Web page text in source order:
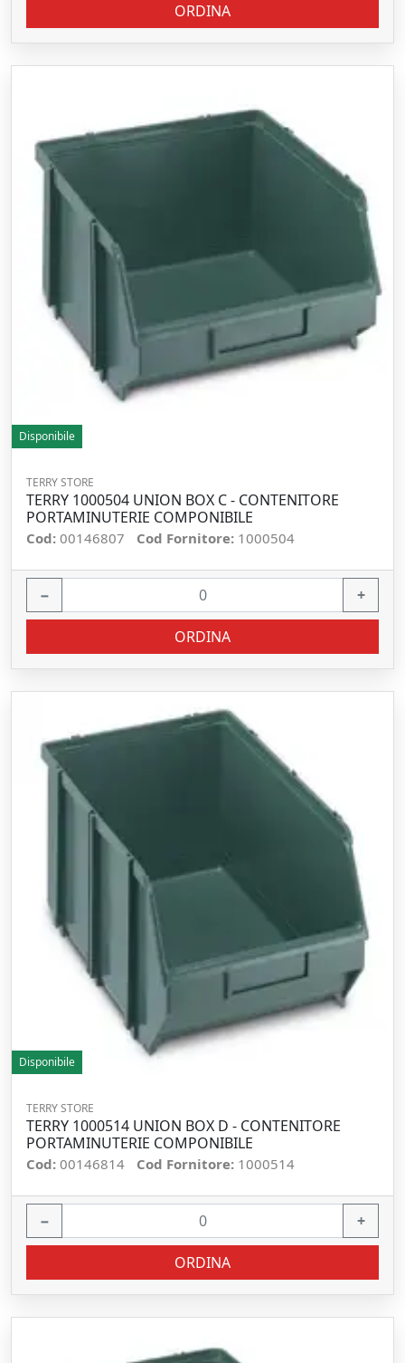
ORDINA
Disponibile
TERRY STORE
TERRY 1000504 UNION BOX C - CONTENITORE
PORTAMINUTERIE COMPONIBILE
Cod: 00146807 Cod Fornitore: 1000504
− +
ORDINA
Disponibile
TERRY STORE
TERRY 1000514 UNION BOX D - CONTENITORE
PORTAMINUTERIE COMPONIBILE
Cod: 00146814 Cod Fornitore: 1000514
− +
ORDINA